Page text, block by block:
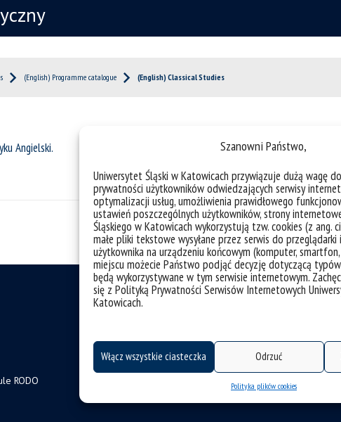
Szanowni Państwo,
Uniwersytet Śląski w Katowicach przywiązuje dużą wagę
prywatności użytkowników odwiedzających serwisy
optymalizacji usług, umożliwienia prawidłowego
ustawień poszczególnych użytkowników, strony
Śląskiego w Katowicach wykorzystują tzw. cookies (z ang.
małe pliki tekstowe wysyłane przez serwis do
użytkownika na urządzeniu końcowym (komputer,
miejscu możecie Państwo podjąć decyzję dotyczącą
będą wykorzystywane w tym serwisie internetowym.
się z Polityką Prywatności Serwisów Internetowych
Katowicach.
Włącz wszystkie ciasteczka Odrzuć
Polityka plików cookies
(English) Programme catalogue (English) Classical Studies
Angielski.
RODO